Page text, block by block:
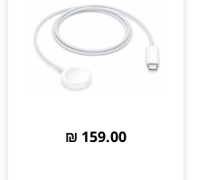
159.00 ₪